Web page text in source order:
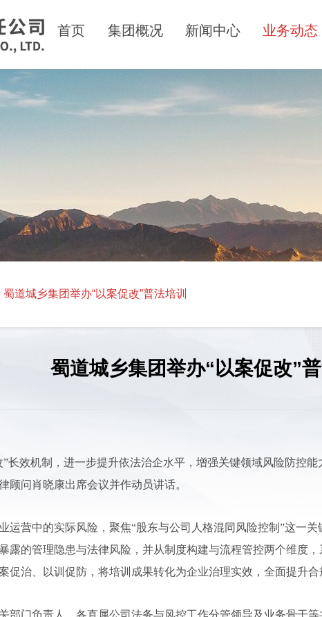
首页 集团概况 新闻中心 业务动态
蜀道城乡集团举办“以案促改”普法培训
蜀道城乡集团举办“以案促改”
”长效机制，进一步提升依法治企水平，增强关键领域风险防控
顾问肖晓康出席会议并作动员讲话。
运营中的实际风险，聚焦“股东与公司人格混同风险控制”这一
露的管理隐患与法律风险，并从制度构建与流程管控两个维度
促治、以训促防，将培训成果转化为企业治理实效，全面提升合
部门负责人、各直属公司法务与风控工作分管领导及业务骨干等